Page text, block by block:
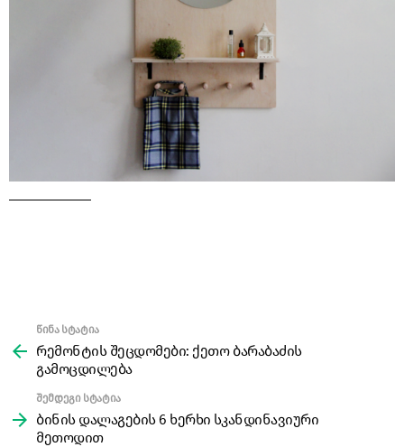
more
წინა სტატია
რემონტის შეცდომები: ქეთო ბარაბაძის
გამოცდილება
შემდეგი სტატია
ბინის დალაგების 6 ხერხი სკანდინავიური
მეთოდით